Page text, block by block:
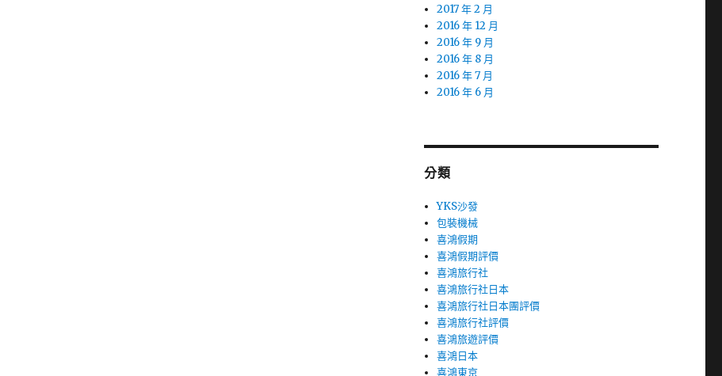
2017 年 2 月
2016 年 12 月
2016 年 9 月
2016 年 8 月
2016 年 7 月
2016 年 6 月
分類
YKS沙發
包裝機械
喜鴻假期
喜鴻假期評價
喜鴻旅行社
喜鴻旅行社日本
喜鴻旅行社日本團評價
喜鴻旅行社評價
喜鴻旅遊評價
喜鴻日本
喜鴻東京